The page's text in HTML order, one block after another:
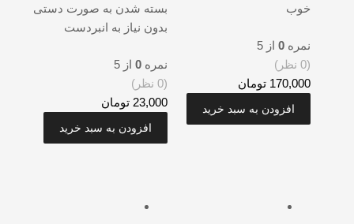
خوب
نمره 0 از 5
(0 نظر)
170,000 تومان
افزودن به سبد خرید
بسته شدن به صورت دستی
بدون نیاز به انبردست
نمره0 از 5
(0 نظر)
23,000 تومان
افزودن به سبد خرید